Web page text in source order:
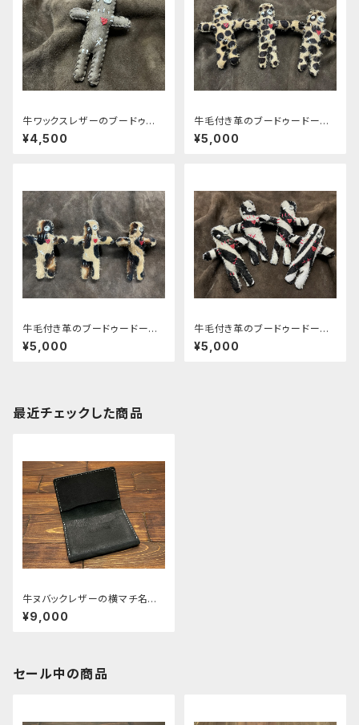
牛ワックスレザーのブードゥード
ール呪物くん
¥4,500
牛毛付き革のブードゥードー
ル 毛呪物くん（チーター柄）
¥5,000
牛毛付き革のブードゥードー
ル 毛呪物くん（ヒョウ柄）
¥5,000
牛毛付き革のブードゥードール
毛呪物くん（ゼブラ柄）
¥5,000
最近チェックした商品
牛ヌバックレザーの横マチ名刺
入れ
¥9,000
セール中の商品